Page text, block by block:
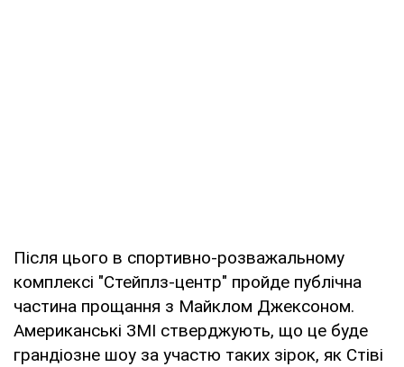
Після цього в спортивно-розважальному
комплексі "Стейплз-центр" пройде публічна
частина прощання з Майклом Джексоном.
Американські ЗМІ стверджують, що це буде
грандіозне шоу за участю таких зірок, як Стіві